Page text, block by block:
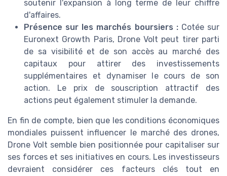
soutenir l'expansion à long terme de leur chiffre
d'affaires.
Présence sur les marchés boursiers :Cotée sur
Euronext Growth Paris, Drone Volt peut tirer parti
de sa visibilité et de son accès au marché des
capitaux pour attirer des investissements
supplémentaires et dynamiser le cours de son
action. Le prix de souscription attractif des
actions peut également stimuler la demande.
En fin de compte, bien que les conditions économiques
mondiales puissent influencer le marché des drones,
Drone Volt semble bien positionnée pour capitaliser sur
ses forces et ses initiatives en cours. Les investisseurs
devraient considérer ces facteurs clés tout en